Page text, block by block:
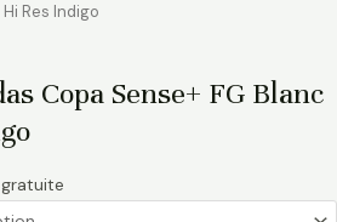
Res Indigo
Copa Sense+ FG Blanc